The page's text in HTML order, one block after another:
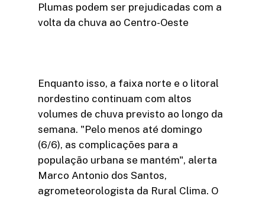
Plumas podem ser prejudicadas com a
volta da chuva ao Centro-Oeste
Enquanto isso, a faixa norte e o litoral
nordestino continuam com altos
volumes de chuva previsto ao longo da
semana. "Pelo menos até domingo
(6/6), as complicações para a
população urbana se mantém", alerta
Marco Antonio dos Santos,
agrometeorologista da Rural Clima. O